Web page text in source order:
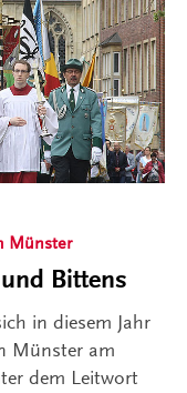
Münster
Bittens
in diesem Jahr
Münster am
dem Leitwort